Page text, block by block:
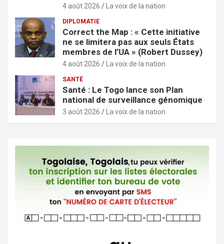
4 août 2026 La voix de la nation
DIPLOMATIE
Correct the Map : « Cette initiative
ne se limitera pas aux seuls États
membres de l’UA » (Robert Dussey)
4 août 2026 La voix de la nation
SANTÉ
Santé : Le Togo lance son Plan
national de surveillance génomique
3 août 2026 La voix de la nation